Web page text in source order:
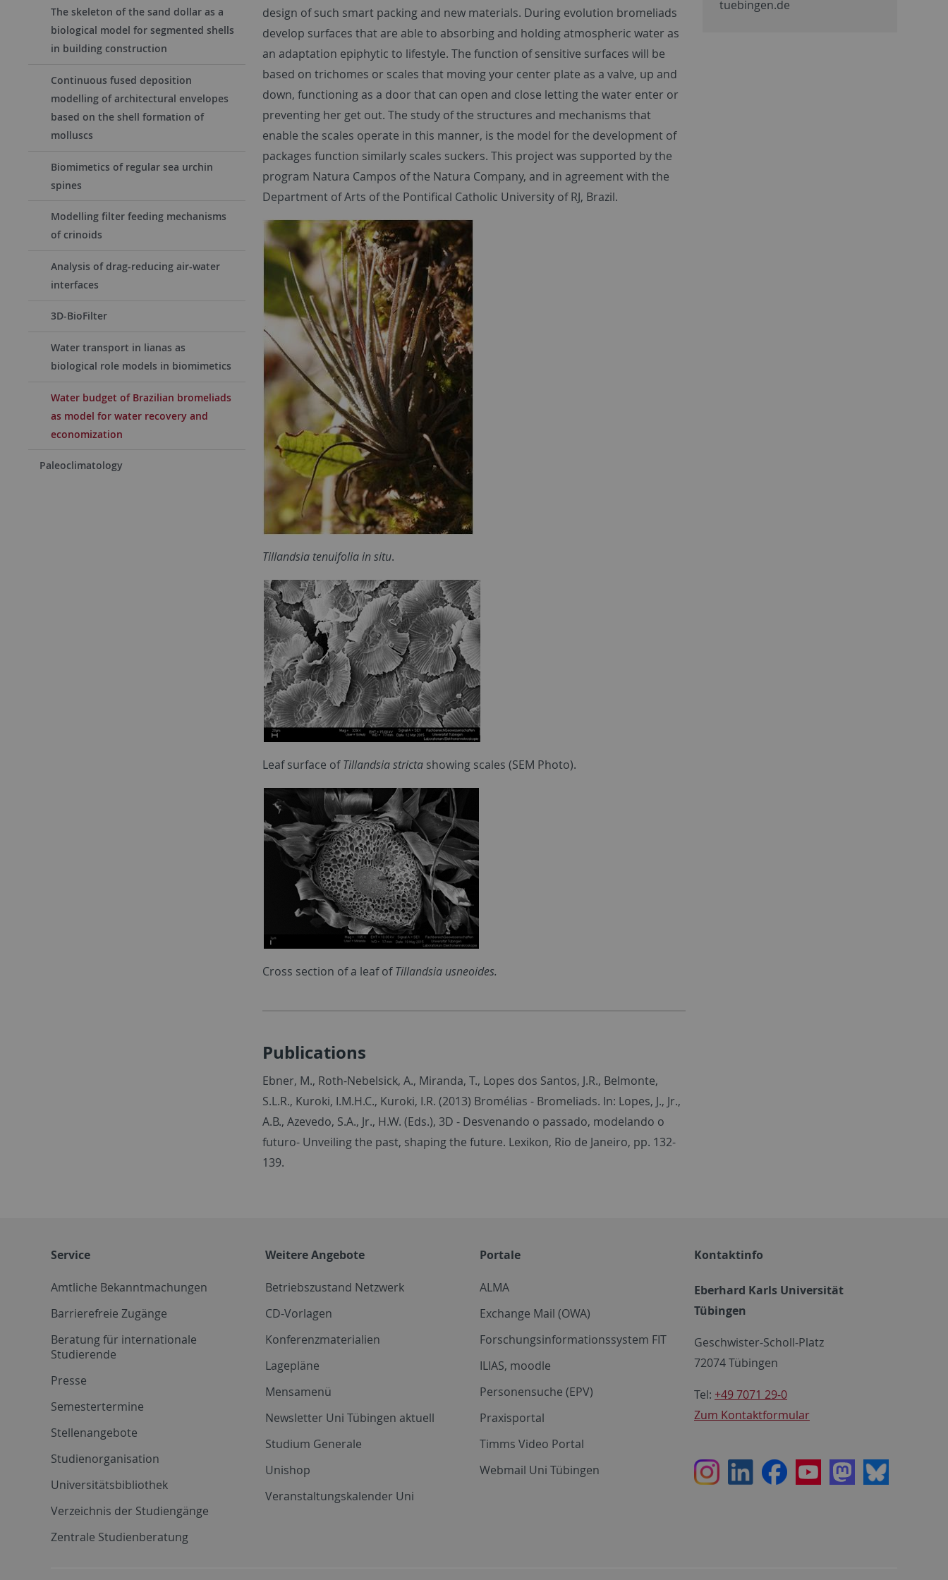
The skeleton of the sand dollar as a
biological model for segmented shells
in building construction
Continuous fused deposition
modelling of architectural envelopes
based on the shell formation of
molluscs
Biomimetics of regular sea urchin
spines
Modelling filter feeding mechanisms
of crinoids
Analysis of drag-reducing air-water
interfaces
3D-BioFilter
Water transport in lianas as
biological role models in biomimetics
Water budget of Brazilian bromeliads
as model for water recovery and
economization
Paleoclimatology
design of such smart packing and new materials. During evolution bromeliads
develop surfaces that are able to absorbing and holding atmospheric water as
an adaptation epiphytic to lifestyle. The function of sensitive surfaces will be
based on trichomes or scales that moving your center plate as a valve, up and
down, functioning as a door that can open and close letting the water enter or
preventing her get out. The study of the structures and mechanisms that
enable the scales operate in this manner, is the model for the development of
packages function similarly scales suckers. This project was supported by the
program Natura Campos of the Natura Company, and in agreement with the
Department of Arts of the Pontifical Catholic University of RJ, Brazil.
Tillandsia tenuifoliain situ.
Leaf surface ofTillandsia stricta showing scales (SEM Photo).
Cross section of a leaf ofTillandsia usneoides.
Publications
Ebner, M., Roth-Nebelsick, A., Miranda, T., Lopes dos Santos, J.R., Belmonte,
S.L.R., Kuroki, I.M.H.C., Kuroki, I.R. (2013) Bromélias - Bromeliads. In: Lopes, J., Jr.,
A.B., Azevedo, S.A., Jr., H.W. (Eds.), 3D - Desvenando o passado, modelando o
futuro- Unveiling the past, shaping the future. Lexikon, Rio de Janeiro, pp. 132-
139.
tuebingen.de
Service
Amtliche Bekanntmachungen
Barrierefreie Zugänge
Beratung für internationale
Studierende
Presse
Semestertermine
Stellenangebote
Studienorganisation
Universitätsbibliothek
Verzeichnis der Studiengänge
Zentrale Studienberatung
Weitere Angebote
Betriebszustand Netzwerk
CD-Vorlagen
Konferenzmaterialien
Lagepläne
Mensamenü
Newsletter Uni Tübingen aktuell
Studium Generale
Unishop
Veranstaltungskalender Uni
Portale
ALMA
Exchange Mail (OWA)
Forschungsinformationssystem FIT
ILIAS, moodle
Personensuche (EPV)
Praxisportal
Timms Video Portal
Webmail Uni Tübingen
Kontaktinfo
Eberhard Karls Universität
Tübingen
Geschwister-Scholl-Platz
72074 Tübingen
Tel: +49 7071 29-0
Zum Kontaktformular
InstagramLinkedInFacebookYoutubeMastodon
Bluesky